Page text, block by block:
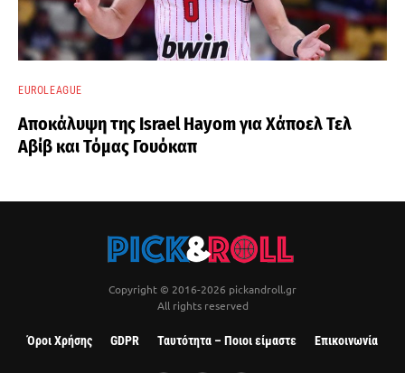
EUROLEAGUE
Αποκάλυψη της Israel Hayom για Χάποελ Τελ
Αβίβ και Τόμας Γουόκαπ
Copyright © 2016-2026 pickandroll.gr
All rights reserved
Όροι Χρήσης GDPR Ταυτότητα – Ποιοι είμαστε Επικοινωνία